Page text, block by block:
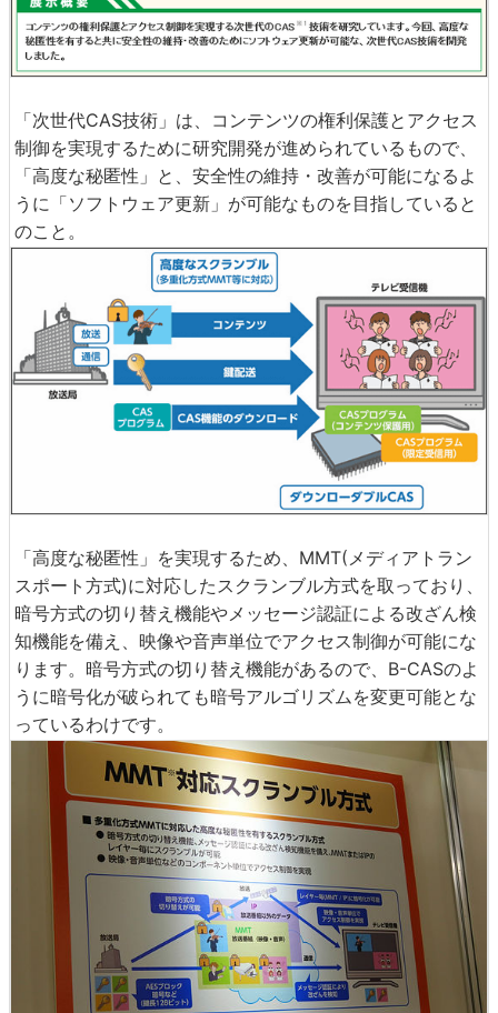
「次世代CAS技術」は、コンテンツの権利保護とアクセス
制御を実現するために研究開発が進められているもので、
「高度な秘匿性」と、安全性の維持・改善が可能になるよ
うに「ソフトウェア更新」が可能なものを目指していると
のこと。
「高度な秘匿性」を実現するため、MMT(メディアトラン
スポート方式)に対応したスクランブル方式を取っており、
暗号方式の切り替え機能やメッセージ認証による改ざん検
知機能を備え、映像や音声単位でアクセス制御が可能にな
ります。暗号方式の切り替え機能があるので、B-CASのよ
うに暗号化が破られても暗号アルゴリズムを変更可能とな
っているわけです。